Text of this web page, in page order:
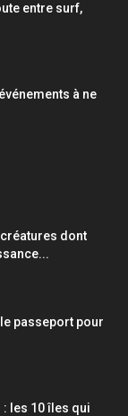
entre surf,
à ne
dont
passeport pour
les 10 îles qui